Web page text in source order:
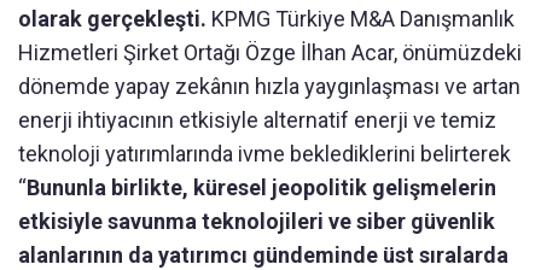
olarak gerçekleşti. KPMG Türkiye M&A Danışmanlık
Hizmetleri Şirket Ortağı Özge İlhan Acar, önümüzdeki
dönemde yapay zekânın hızla yaygınlaşması ve artan
enerji ihtiyacının etkisiyle alternatif enerji ve temiz
teknoloji yatırımlarında ivme beklediklerini belirterek
“Bununla birlikte, küresel jeopolitik gelişmelerin
etkisiyle savunma teknolojileri ve siber güvenlik
alanlarının da yatırımcı gündeminde üst sıralarda